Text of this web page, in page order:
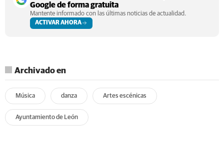
Google de forma gratuita
Mantente informado con las últimas noticias de actualidad.
ACTIVAR AHORA
Archivado en
Música danza Artes escénicas
Ayuntamiento de León